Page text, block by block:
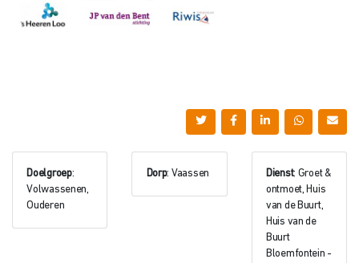
Doelgroep:
Volwassenen,
Ouderen
Dorp: Vaassen Dienst: Groet &
ontmoet, Huis
van de Buurt,
Huis van de
Buurt
Bloemfontein -